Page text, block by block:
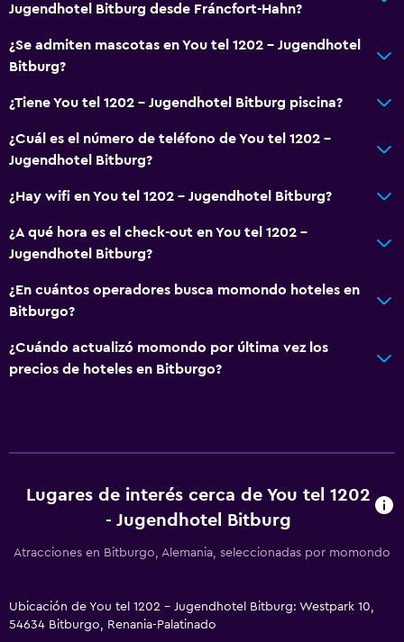
Jugendhotel Bitburg desde Fráncfort-Hahn?
¿Se admiten mascotas en You tel 1202 - Jugendhotel
Bitburg?
¿Tiene You tel 1202 - Jugendhotel Bitburg piscina?
¿Cuál es el número de teléfono de You tel 1202 -
Jugendhotel Bitburg?
¿Hay wifi en You tel 1202 - Jugendhotel Bitburg?
¿A qué hora es el check-out en You tel 1202 -
Jugendhotel Bitburg?
¿En cuántos operadores busca momondo hoteles en
Bitburgo?
¿Cuándo actualizó momondo por última vez los
precios de hoteles en Bitburgo?
Lugares de interés cerca de You tel 1202
- Jugendhotel Bitburg
Atracciones en Bitburgo, Alemania, seleccionadas por momondo
Ubicación de You tel 1202 - Jugendhotel Bitburg: Westpark 10,
54634 Bitburgo, Renania-Palatinado